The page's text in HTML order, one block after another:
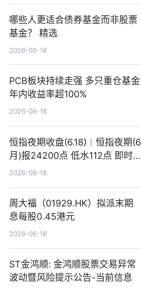
哪些人更适合债券基金而非股票
基金？ 精选
2026-06-18
PCB板块持续走强 多只重仓基金
年内收益率超100%
2026-06-18
恒指夜期收盘(6.18)︱恒指夜期(6
月)报24200点 低水112点 即时
焦点
2026-06-18
周大福（01929.HK）拟派末期
息每股0.45港元
2026-06-18
ST金鸿顺: 金鸿顺股票交易异常
波动暨风险提示公告-当前信息